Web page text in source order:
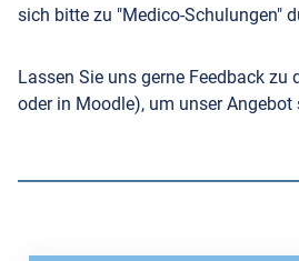
sich bitte zu "Medico-Schulungen"
Lassen Sie uns gerne Feedback zu
oder in Moodle), um unser Angebot